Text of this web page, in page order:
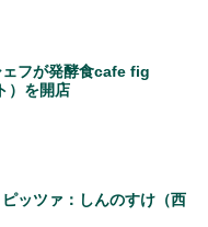
フが発酵食cafe fig
）を開店
ッツァ：しんのすけ（西